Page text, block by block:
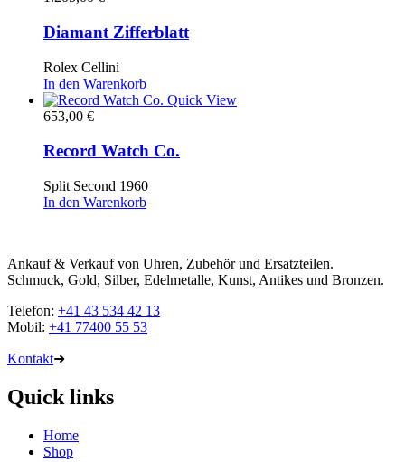
Diamant Zifferblatt
Rolex Cellini
In den Warenkorb
Quick View
653,00 €
Record Watch Co.
Split Second 1960
In den Warenkorb
Ankauf & Verkauf von Uhren, Zubehör und Ersatzteilen.
Schmuck, Gold, Silber, Edelmetalle, Kunst, Antikes und Bronzen.
Telefon: +41 43 534 42 13
Mobil: +41 77400 55 53
Kontakt➜
Quick links
Home
Shop